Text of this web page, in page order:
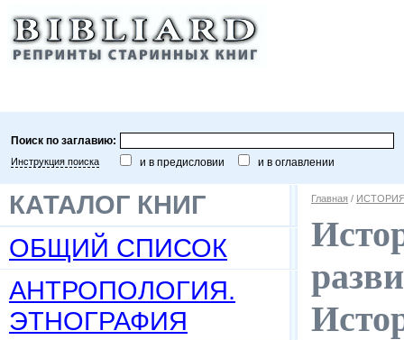
Поиск по заглавию:
Инструкция поиска и в предисловии и в оглавлении
КАТАЛОГ КНИГ
ОБЩИЙ СПИСОК
АНТРОПОЛОГИЯ.
ЭТНОГРАФИЯ
Главная /